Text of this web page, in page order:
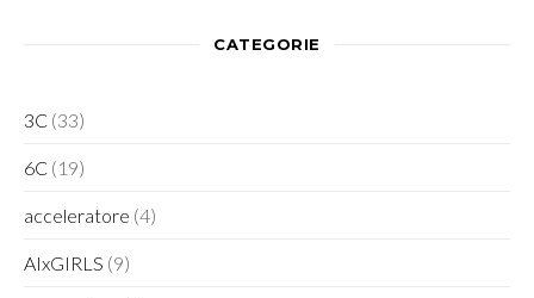
CATEGORIE
3C (33)
6C (19)
acceleratore (4)
AIxGIRLS (9)